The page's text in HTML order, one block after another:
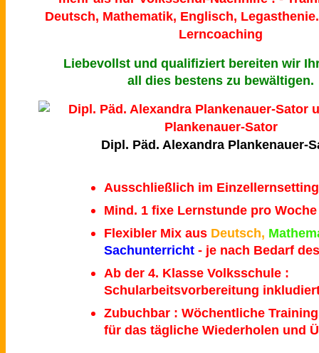
Liebevollst und qualifiziert bereiten wir
all dies bestens zu bewältigen.
Dipl. Päd. Alexandra Plankenauer-
Ausschließlich im Einzellernsetting
Mind. 1 fixe Lernstunde pro Woche
Flexibler Mix aus Deutsch,
Sachunterricht- je nach Bedarf
Ab der 4. Klasse Volksschule :
Schularbeitsvorbereitung
Zubuchbar : Wöchentliche
für das tägliche Wiederholen und